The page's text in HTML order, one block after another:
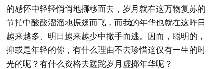
的感怀中轻轻悄悄地挪移而去，岁月就在这万物复苏的
节拍中酸酸溜溜地振翅而飞，而我的年华也就在这昨日
越来越多、明日越来越少中撒手而逃。因而，聪明的，
抑或是年轻的你，有什么理由不去珍惜这仅有一生的时
光的呢？有什么资格去蹉跎岁月虚掷年华呢？